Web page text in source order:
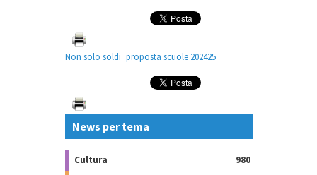
Non solo soldi_proposta scuole 202425
News per tema
Cultura
980